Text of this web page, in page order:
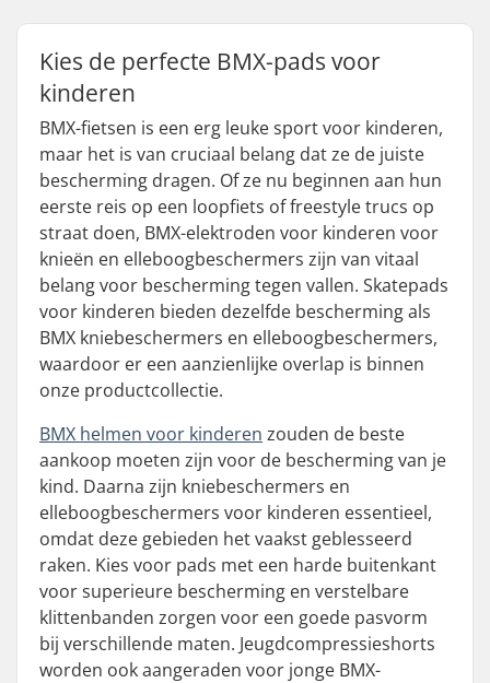
Kies de perfecte BMX-pads voor
kinderen
BMX-fietsen is een erg leuke sport voor kinderen,
maar het is van cruciaal belang dat ze de juiste
bescherming dragen. Of ze nu beginnen aan hun
eerste reis op een loopfiets of freestyle trucs op
straat doen, BMX-elektroden voor kinderen voor
knieën en elleboogbeschermers zijn van vitaal
belang voor bescherming tegen vallen. Skatepads
voor kinderen bieden dezelfde bescherming als
BMX kniebeschermers en elleboogbeschermers,
waardoor er een aanzienlijke overlap is binnen
onze productcollectie.
BMX helmen voor kinderen zouden de beste
aankoop moeten zijn voor de bescherming van je
kind. Daarna zijn kniebeschermers en
elleboogbeschermers voor kinderen essentieel,
omdat deze gebieden het vaakst geblesseerd
raken. Kies voor pads met een harde buitenkant
voor superieure bescherming en verstelbare
klittenbanden zorgen voor een goede pasvorm
bij verschillende maten. Jeugdcompressieshorts
worden ook aangeraden voor jonge BMX-